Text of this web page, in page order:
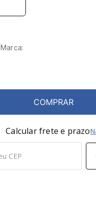
Marca:
COMPRAR
Calcular frete e prazo